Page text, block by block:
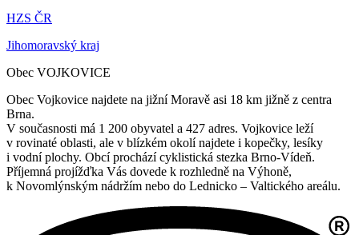
HZS ČR
Jihomoravský kraj
Obec VOJKOVICE
Obec Vojkovice najdete na jižní Moravě asi 18 km jižně z centra
Brna.
V současnosti má 1 200 obyvatel a 427 adres. Vojkovice leží
v rovinaté oblasti, ale v blízkém okolí najdete i kopečky, lesíky
i vodní plochy. Obcí prochází cyklistická stezka Brno-Vídeň.
Příjemná projížďka Vás dovede k rozhledně na Výhoně,
k Novomlýnským nádržím nebo do Lednicko – Valtického areálu.